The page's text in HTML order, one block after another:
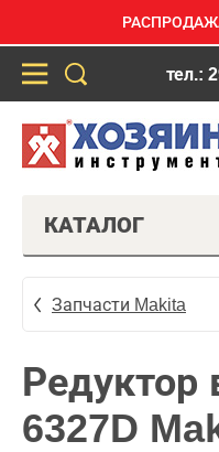
тел.:
КАТАЛОГ
Запчасти Makita
Редуктор
6327D